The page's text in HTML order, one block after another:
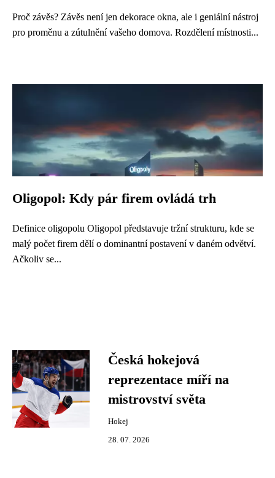
Proč závěs? Závěs není jen dekorace okna, ale i geniální nástroj
pro proměnu a zútulnění vašeho domova. Rozdělení místnosti...
Oligopol: Kdy pár firem ovládá trh
Definice oligopolu Oligopol představuje tržní strukturu, kde se
malý počet firem dělí o dominantní postavení v daném odvětví.
Ačkoliv se...
Česká hokejová
reprezentace míří na
mistrovství světa
Hokej
28. 07. 2026